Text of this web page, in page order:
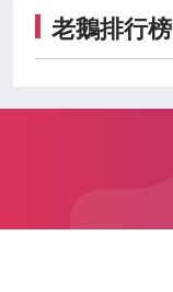
老鵝排行榜